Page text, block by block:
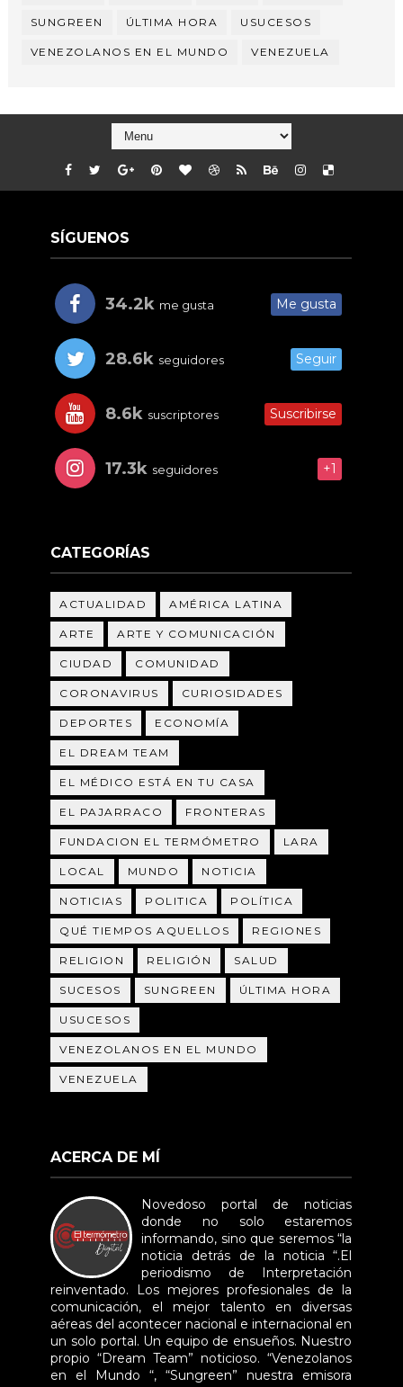
SUNGREEN ÚLTIMA HORA USUCESOS
VENEZOLANOS EN EL MUNDO VENEZUELA
SÍGUENOS
34.2k me gusta Me gusta
28.6k seguidores Seguir
8.6k suscriptores Suscribirse
17.3k seguidores +1
CATEGORÍAS
ACTUALIDAD AMÉRICA LATINA
ARTE ARTE Y COMUNICACIÓN
CIUDAD COMUNIDAD
CORONAVIRUS CURIOSIDADES
DEPORTES ECONOMÍA
EL DREAM TEAM
EL MÉDICO ESTÁ EN TU CASA
EL PAJARRACO FRONTERAS
FUNDACION EL TERMÓMETRO LARA
LOCAL MUNDO NOTICIA
NOTICIAS POLITICA POLÍTICA
QUÉ TIEMPOS AQUELLOS REGIONES
RELIGION RELIGIÓN SALUD
SUCESOS SUNGREEN ÚLTIMA HORA
USUCESOS
VENEZOLANOS EN EL MUNDO
VENEZUELA
ACERCA DE MÍ
Novedoso portal de noticias
donde no solo estaremos
informando, sino que seremos “la
noticia detrás de la noticia “.El
periodismo de Interpretación
reinventado. Los mejores profesionales de la
comunicación, el mejor talento en diversas
aéreas del acontecer nacional e internacional en
un solo portal. Un equipo de ensueños. Nuestro
propio “Dream Team” noticioso. “Venezolanos
en el Mundo “, “Sungreen” nuestra emisora